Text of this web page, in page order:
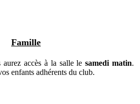
Famille
aurez accès à la salle lesamedi matin.
enfants adhérents du club.